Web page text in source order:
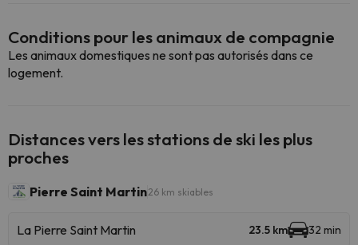
Conditions pour les animaux de compagnie
Les animaux domestiques ne sont pas autorisés dans ce
logement.
Distances vers les stations de ski les plus
proches
Pierre Saint Martin26 km skiables
La Pierre Saint Martin 23.5 km 32 min